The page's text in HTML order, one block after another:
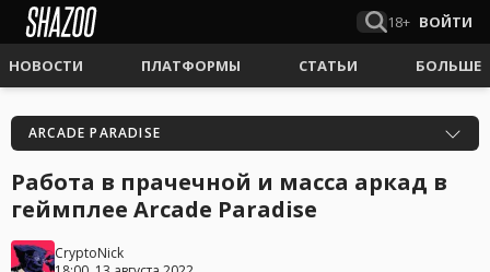
18+ ВОЙТИ
НОВОСТИ ПЛАТФОРМЫ СТАТЬИ БОЛЬШЕ
ARCADE PARADISE
Работа в прачечной и масса аркад в
геймплее Arcade Paradise
CryptoNick